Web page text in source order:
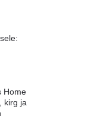
Home
kirg ja